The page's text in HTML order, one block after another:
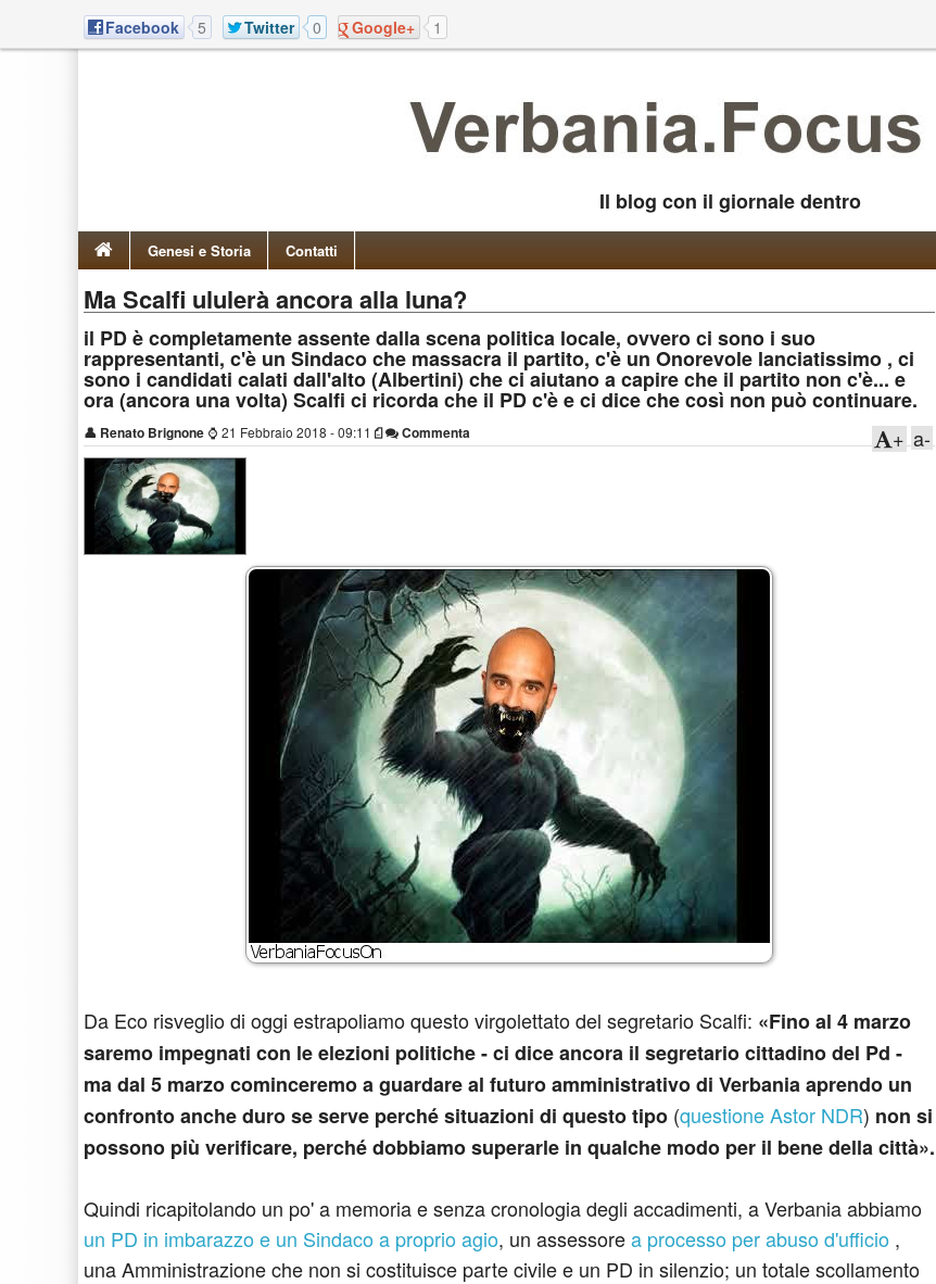
Facebook 5 Twitter 0 Google+ 1
Il blog con il giornale dentro
Genesi e Storia Contatti
Ma Scalfi ululerà ancora alla luna?
il PD è completamente assente dalla scena politica locale, ovvero ci sono i suo
rappresentanti, c'è un Sindaco che massacra il partito, c'è un Onorevole lanciatissimo , ci
sono i candidati calati dall'alto (Albertini) che ci aiutano a capire che il partito non c'è... e
ora (ancora una volta) Scalfi ci ricorda che il PD c'è e ci dice che così non può continuare.
👤 Renato Brignone ⌚ 21 Febbraio 2018 - 09:11 Commenta a-
+
Da Eco risveglio di oggi estrapoliamo questo virgolettato del segretario Scalfi: «Fino al 4 marzo
saremo impegnati con le elezioni politiche - ci dice ancora il segretario cittadino del Pd -
ma dal 5 marzo cominceremo a guardare al futuro amministrativo di Verbania aprendo un
confronto anche duro se serve perché situazioni di questo tipo (questione Astor NDR) non si
possono più verificare, perché dobbiamo superarle in qualche modo per il bene della città».
Quindi ricapitolando un po' a memoria e senza cronologia degli accadimenti, a Verbania abbiamo
un PD in imbarazzo e un Sindaco a proprio agio, un assessorea processo per abuso d'ufficio ,
una Amministrazione che non si costituisce parte civile e un PD in silenzio; un totale scollamento